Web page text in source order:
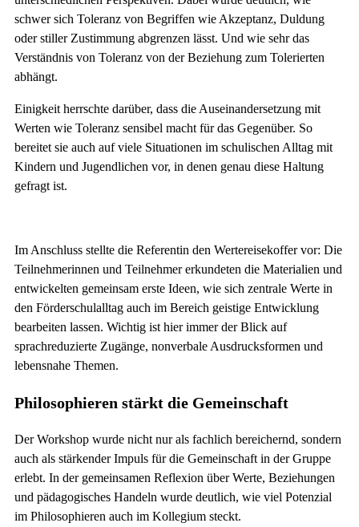
schwer sich Toleranz von Begriffen wie Akzeptanz, Duldung
oder stiller Zustimmung abgrenzen lässt. Und wie sehr das
Verständnis von Toleranz von der Beziehung zum Tolerierten
abhängt.
Einigkeit herrschte darüber, dass die Auseinandersetzung mit
Werten wie Toleranz sensibel macht für das Gegenüber. So
bereitet sie auch auf viele Situationen im schulischen Alltag mit
Kindern und Jugendlichen vor, in denen genau diese Haltung
gefragt ist.
Im Anschluss stellte die Referentin den Wertereisekoffer vor: Die
Teilnehmerinnen und Teilnehmer erkundeten die Materialien und
entwickelten gemeinsam erste Ideen, wie sich zentrale Werte in
den Förderschulalltag auch im Bereich geistige Entwicklung
bearbeiten lassen. Wichtig ist hier immer der Blick auf
sprachreduzierte Zugänge, nonverbale Ausdrucksformen und
lebensnahe Themen.
Philosophieren stärkt die Gemeinschaft
Der Workshop wurde nicht nur als fachlich bereichernd, sondern
auch als stärkender Impuls für die Gemeinschaft in der Gruppe
erlebt. In der gemeinsamen Reflexion über Werte, Beziehungen
und pädagogisches Handeln wurde deutlich, wie viel Potenzial
im Philosophieren auch im Kollegium steckt.